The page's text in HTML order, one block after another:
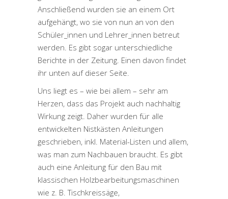
Anschließend wurden sie an einem Ort
aufgehängt, wo sie von nun an von den
Schüler_innen und Lehrer_innen betreut
werden. Es gibt sogar unterschiedliche
Berichte in der Zeitung. Einen davon findet
ihr unten auf dieser Seite.
Uns liegt es – wie bei allem – sehr am
Herzen, dass das Projekt auch nachhaltig
Wirkung zeigt. Daher wurden für alle
entwickelten Nistkästen Anleitungen
geschrieben, inkl. Material-Listen und allem,
was man zum Nachbauen braucht. Es gibt
auch eine Anleitung für den Bau mit
klassischen Holzbearbeitungsmaschinen
wie z. B. Tischkreissäge,